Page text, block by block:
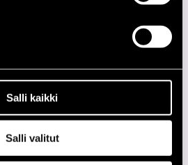
Salli kaikki
Salli valitut
Big Time
Norvegian Soundscapes
Solo